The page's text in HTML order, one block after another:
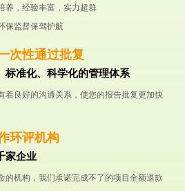
养，经验丰富，实力超群
保监督保驾护航
次性通过批复
标准化、科学化的管理体系
着良好的沟通关系，使您的报告批复更加快
环评机构
家企业
的机构，我们承诺完成不了的项目全额退款